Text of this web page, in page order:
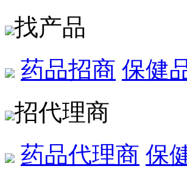
找产品
药品招商 保健
招代理商
药品代理商 保